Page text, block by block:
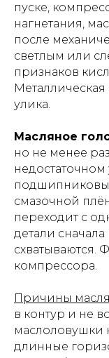
пуске,
нагнетания,
после
светлым или
признаков
Металлическая
улика.
Масляное
но не менее
смазочной
переходит с
детали
схватываются.
компрессора.
Причины
в контур и не
маслоловушки
длинные